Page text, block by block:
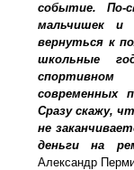
событие. По-
мальчишек и
вернуться к
школьные
спортивном
современных
Сразу скажу,
не
деньги на
Александр